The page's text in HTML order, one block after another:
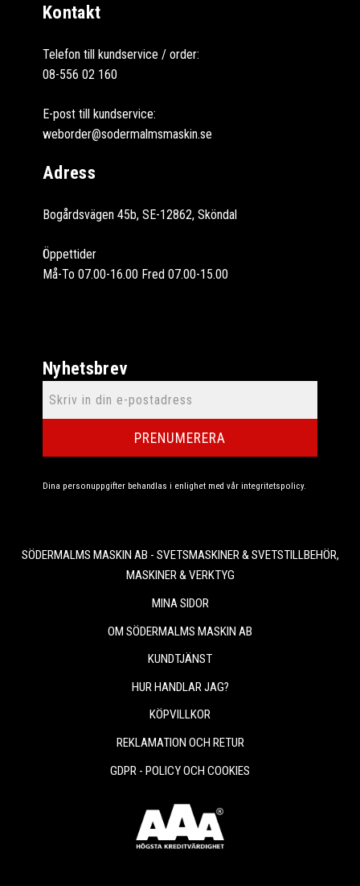
Kontakt
Telefon till kundservice / order:
08-556 02 160
E-post till kundservice:
weborder@sodermalmsmaskin.se
Adress
Bogårdsvägen 45b, SE-12862, Sköndal
Öppettider
Må-To 07.00-16.00 Fred 07.00-15.00
Nyhetsbrev
PRENUMERERA
Dina personuppgifter behandlas i enlighet med vår integritetspolicy.
SÖDERMALMS MASKIN AB - SVETSMASKINER & SVETSTILLBEHÖR,
MASKINER & VERKTYG
MINA SIDOR
OM SÖDERMALMS MASKIN AB
KUNDTJÄNST
HUR HANDLAR JAG?
KÖPVILLKOR
REKLAMATION OCH RETUR
GDPR - POLICY OCH COOKIES